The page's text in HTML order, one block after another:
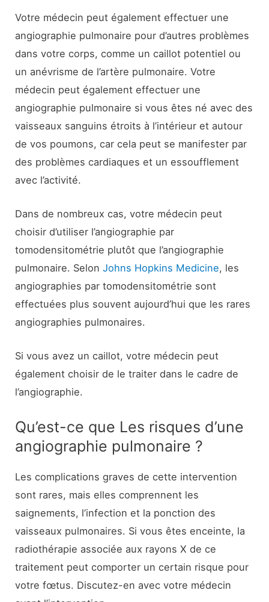
Votre médecin peut également effectuer une
angiographie pulmonaire pour d’autres problèmes
dans votre corps, comme un caillot potentiel ou
un anévrisme de l’artère pulmonaire. Votre
médecin peut également effectuer une
angiographie pulmonaire si vous êtes né avec des
vaisseaux sanguins étroits à l’intérieur et autour
de vos poumons, car cela peut se manifester par
des problèmes cardiaques et un essoufflement
avec l’activité.
Dans de nombreux cas, votre médecin peut
choisir d’utiliser l’angiographie par
tomodensitométrie plutôt que l’angiographie
pulmonaire. SelonJohns Hopkins Medicine, les
angiographies par tomodensitométrie sont
effectuées plus souvent aujourd’hui que les rares
angiographies pulmonaires.
Si vous avez un caillot, votre médecin peut
également choisir de le traiter dans le cadre de
l’angiographie.
Qu’est-ce que Les risques d’une
angiographie pulmonaire ?
Les complications graves de cette intervention
sont rares, mais elles comprennent les
saignements, l’infection et la ponction des
vaisseaux pulmonaires. Si vous êtes enceinte, la
radiothérapie associée aux rayons X de ce
traitement peut comporter un certain risque pour
votre fœtus. Discutez-en avec votre médecin